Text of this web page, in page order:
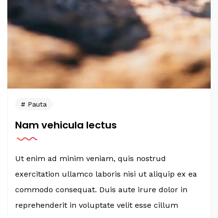
Pauta
Nam vehicula lectus
Ut enim ad minim veniam, quis nostrud
exercitation ullamco laboris nisi ut aliquip ex ea
commodo consequat. Duis aute irure dolor in
reprehenderit in voluptate velit esse cillum